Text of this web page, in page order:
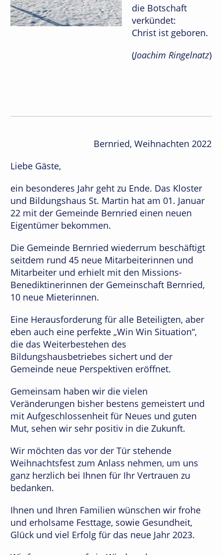
die Botschaft
verkündet:
Christ ist geboren.
(Joachim Ringelnatz)
Bernried, Weihnachten 2022
Liebe Gäste,
ein besonderes Jahr geht zu Ende. Das Kloster
und Bildungshaus St. Martin hat am 01. Januar
22 mit der Gemeinde Bernried einen neuen
Eigentümer bekommen.
Die Gemeinde Bernried wiederrum beschäftigt
seitdem rund 45 neue Mitarbeiterinnen und
Mitarbeiter und erhielt mit den Missions-
Benediktinerinnen der Gemeinschaft Bernried,
10 neue Mieterinnen.
Eine Herausforderung für alle Beteiligten, aber
eben auch eine perfekte „Win Win Situation“,
die das Weiterbestehen des
Bildungshausbetriebes sichert und der
Gemeinde neue Perspektiven eröffnet.
Gemeinsam haben wir die vielen
Veränderungen bisher bestens gemeistert und
mit Aufgeschlossenheit für Neues und guten
Mut, sehen wir sehr positiv in die Zukunft.
Wir möchten das vor der Tür stehende
Weihnachtsfest zum Anlass nehmen, um uns
ganz herzlich bei Ihnen für Ihr Vertrauen zu
bedanken.
Ihnen und Ihren Familien wünschen wir frohe
und erholsame Festtage, sowie Gesundheit,
Glück und viel Erfolg für das neue Jahr 2023.